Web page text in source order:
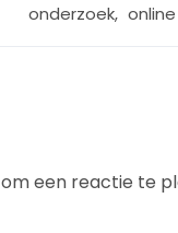
onderzoek,
om een reactie te